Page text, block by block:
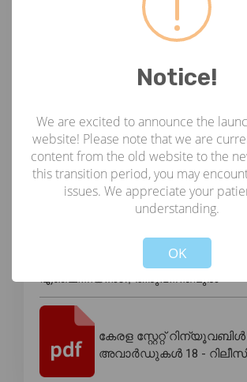
2.അമൃത വിശ്വവിദ്യാപീഠം,
3. കോളേജ് ഓഫ് എഞ്ചിനീയറിംഗ്,
8. RE പവർ വ്യവസായം 1.Solgen Energy
2.മൂപ്പൻസ് എനർജി സൊല്യൂഷൻസ്
ലിമിറ്റഡ്. ലിമിറ്റഡ്, എറണാകുളം
മുഹമ്മദ് സുബീർ അലി, കോഴിക്കോട്
9. വ്യക്തികൾ ഡോ. കുമാരവേൽ
കോഴിക്കോട് 1. ശ്രീ. സുനീഷ് കുമാർ,
2.ശ്രീ. സേവ്യർ ജെ എസ്, കോളേജ്
കേരള സ്റ്റേറ്റ്
അവാർഡുകൾ 18 -
Notice!
We are excited to announce the
website! Please note that we are
content from the old website to the
this transition period, you may
issues. We appreciate your
understanding.
OK